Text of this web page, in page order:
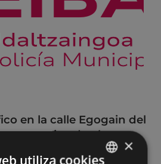
en la calle Egogain del
por motivo de obras
×
utiliza cookies